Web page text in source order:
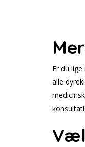
Er du
alle